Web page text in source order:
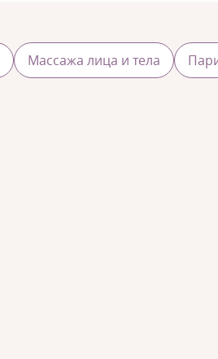
Массажа лица и тела